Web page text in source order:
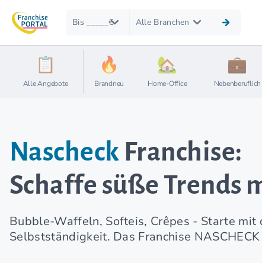
Bis _____€ Alle Branchen
Alle Angebote Brandneu Home-Office Nebenberuflich
Nascheck Franchise:
Schaffe süße Trends
Bubble-Waffeln, Softeis, Crêpes - Starte mit
Selbstständigkeit. Das Franchise